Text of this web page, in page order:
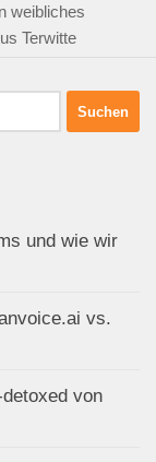
weibliches
Terwitte
und wie wir
vs.
von